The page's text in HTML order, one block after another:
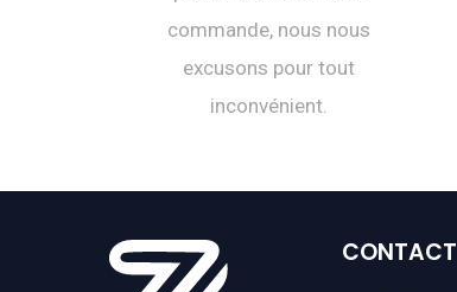
commande, nous nous
excusons pour tout
inconvénient.
CONTACT